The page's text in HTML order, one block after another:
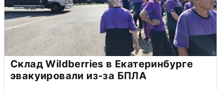
Склад Wildberries в Екатеринбурге
эвакуировали из-за БПЛА